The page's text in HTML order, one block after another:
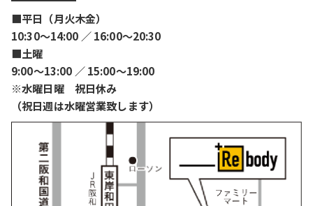
■平日（月火木金）
10:30〜14:00 ／ 16:00〜20:30
■土曜
9:00〜13:00 ／ 15:00〜19:00
※水曜日曜 祝日休み
（祝日週は水曜営業致します）